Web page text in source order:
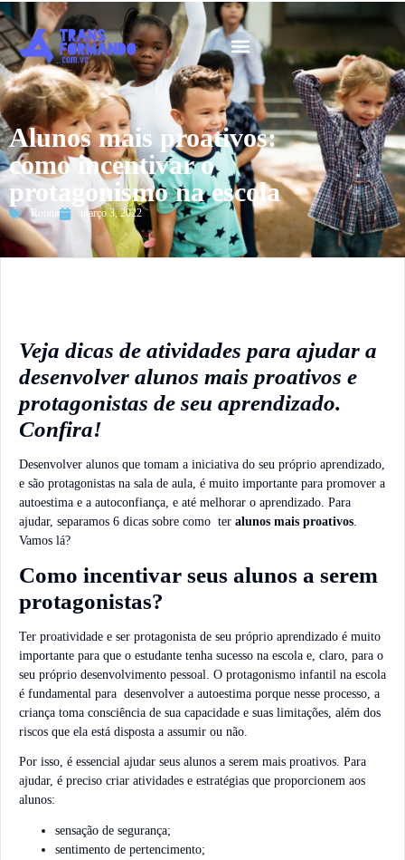
Alunos mais proativos:
como incentivar o
protagonismo na escola
Rotina março 3, 2022
Veja dicas de atividades para ajudar a
desenvolver alunos mais proativos e
protagonistas de seu aprendizado.
Confira!
Desenvolver alunos que tomam a iniciativa do seu próprio aprendizado,
e são protagonistas na sala de aula, é muito importante para promover a
autoestima e a autoconfiança, e até melhorar o aprendizado. Para
ajudar, separamos 6 dicas sobre como ter alunos mais proativos.
Vamos lá?
Como incentivar seus alunos a serem
protagonistas?
Ter proatividade e ser protagonista de seu próprio aprendizado é muito
importante para que o estudante tenha sucesso na escola e, claro, para o
seu próprio desenvolvimento pessoal. O protagonismo infantil na escola
é fundamental para desenvolver a autoestima porque nesse processo, a
criança toma consciência de sua capacidade e suas limitações, além dos
riscos que ela está disposta a assumir ou não.
Por isso, é essencial ajudar seus alunos a serem mais proativos. Para
ajudar, é preciso criar atividades e estratégias que proporcionem aos
alunos:
sensação de segurança;
sentimento de pertencimento;